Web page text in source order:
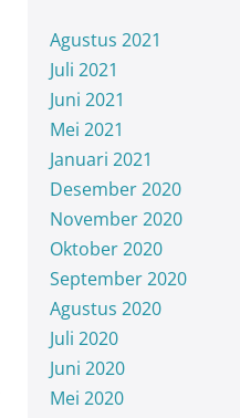
Agustus 2021
Juli 2021
Juni 2021
Mei 2021
Januari 2021
Desember 2020
November 2020
Oktober 2020
September 2020
Agustus 2020
Juli 2020
Juni 2020
Mei 2020